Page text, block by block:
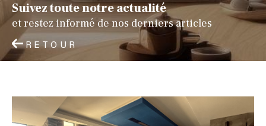
Suivez toute notre actualité
et restez informé de nos derniers articles
RETOUR